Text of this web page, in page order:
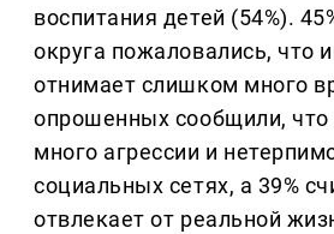
воспитания детей (54%).
округа пожаловались, что
отнимает слишком много
опрошенных сообщили, что
много агрессии и
социальных сетях, а 39%
отвлекает от реальной